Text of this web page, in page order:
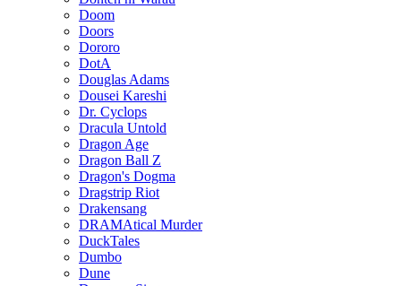
Doom
Doors
Dororo
DotA
Douglas Adams
Dousei Kareshi
Dr. Cyclops
Dracula Untold
Dragon Age
Dragon Ball Z
Dragon's Dogma
Dragstrip Riot
Drakensang
DRAMAtical Murder
DuckTales
Dumbo
Dune